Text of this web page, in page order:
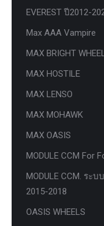
EVEREST ปี2012-
Max AAA Vampire
MAX BRIGHT
MAX HOSTILE
MAX LENSO
MAX MOHAWK
MAX OASIS
MODULE CCM For
MODULE CCM. ระ
2015-2018
OASIS WHEELS